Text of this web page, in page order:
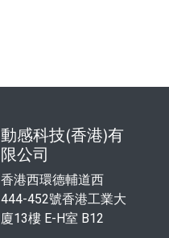
動感科技(香港)有
限公司
香港西環德輔道西
444-452號香港工業大
廈13樓 E-H室 B12